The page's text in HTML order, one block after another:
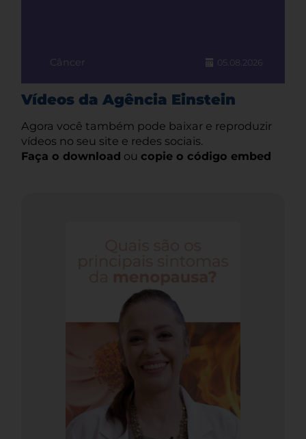
Câncer 05.08.2026
Vídeos da Agência Einstein
Agora você também pode baixar e reproduzir
vídeos no seu site e redes sociais.
Faça o download ou copie o código embed